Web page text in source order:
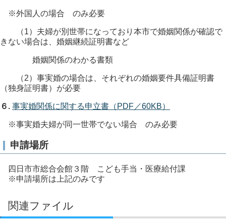
※外国人の場合 のみ必要
（1）夫婦が別世帯になっており本市で婚姻関係が確認で
きない場合は、婚姻継続証明書など
婚姻関係のわかる書類
（2）事実婚の場合は、それぞれの婚姻要件具備証明書
（独身証明書）が必要
６. 事実婚関係に関する申立書（PDF／60KB）
※事実婚夫婦が同一世帯でない場合 のみ必要
申請場所
四日市市総合会館３階 こども手当・医療給付課
※申請場所は上記のみです
関連ファイル